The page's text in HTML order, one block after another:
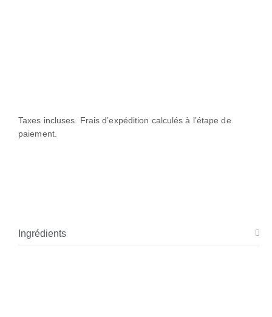
Taxes incluses. Frais d’expédition calculés à l’étape de
paiement.
Ingrédients